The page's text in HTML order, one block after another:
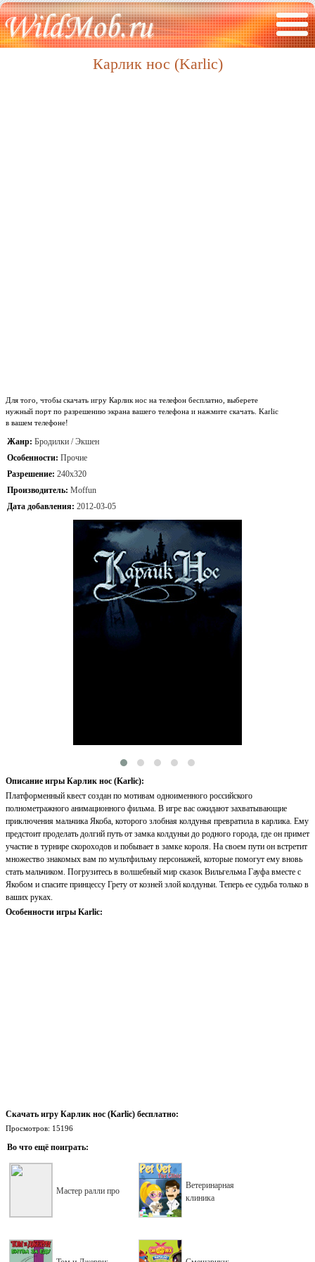
Карлик нос (Karlic)
Для того, чтобы скачать игру Карлик нос на телефон бесплатно, выберете
нужный порт по разрешению экрана вашего телефона и нажмите скачать. Karlic
в вашем телефоне!
Жанр: Бродилки / Экшен
Особенности: Прочие
Разрешение: 240x320
Производитель: Moffun
Дата добавления: 2012-03-05
Описание игры Карлик нос (Karlic):
Платформенный квест создан по мотивам одноименного российского
полнометражного анимационного фильма. В игре вас ожидают захватывающие
приключения мальчика Якоба, которого злобная колдунья превратила в карлика. Ему
предстоит проделать долгий путь от замка колдуньи до родного города, где он примет
участие в турнире скороходов и побывает в замке короля. На своем пути он встретит
множество знакомых вам по мультфильму персонажей, которые помогут ему вновь
стать мальчиком. Погрузитесь в волшебный мир сказок Вильгельма Гауфа вместе с
Якобом и спасите принцессу Грету от козней злой колдуньи. Теперь ее судьба только в
ваших руках.
Особенности игры Karlic:
Скачать игру Карлик нос (Karlic) бесплатно:
Просмотров: 15196
Во что ещё поиграть:
Мастер ралли про
Ветеринарная
клиника